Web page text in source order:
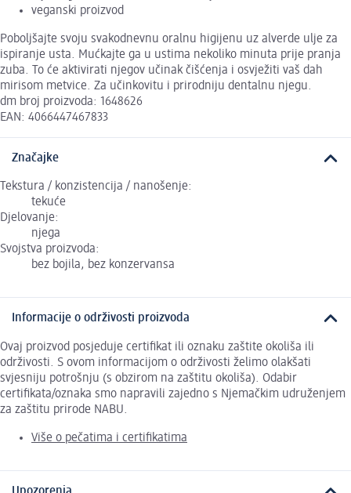
veganski proizvod
Poboljšajte svoju svakodnevnu oralnu higijenu uz alverde ulje za
ispiranje usta. Mućkajte ga u ustima nekoliko minuta prije pranja
zuba. To će aktivirati njegov učinak čišćenja i osvježiti vaš dah
mirisom metvice. Za učinkovitu i prirodniju dentalnu njegu.
dm broj proizvoda: 1648626
EAN: 4066447467833
Značajke
Tekstura / konzistencija / nanošenje:
tekuće
Djelovanje:
njega
Svojstva proizvoda:
bez bojila, bez konzervansa
Informacije o održivosti proizvoda
Ovaj proizvod posjeduje certifikat ili oznaku zaštite okoliša ili
održivosti. S ovom informacijom o održivosti želimo olakšati
svjesniju potrošnju (s obzirom na zaštitu okoliša). Odabir
certifikata/oznaka smo napravili zajedno s Njemačkim udruženjem
za zaštitu prirode NABU.
Više o pečatima i certifikatima